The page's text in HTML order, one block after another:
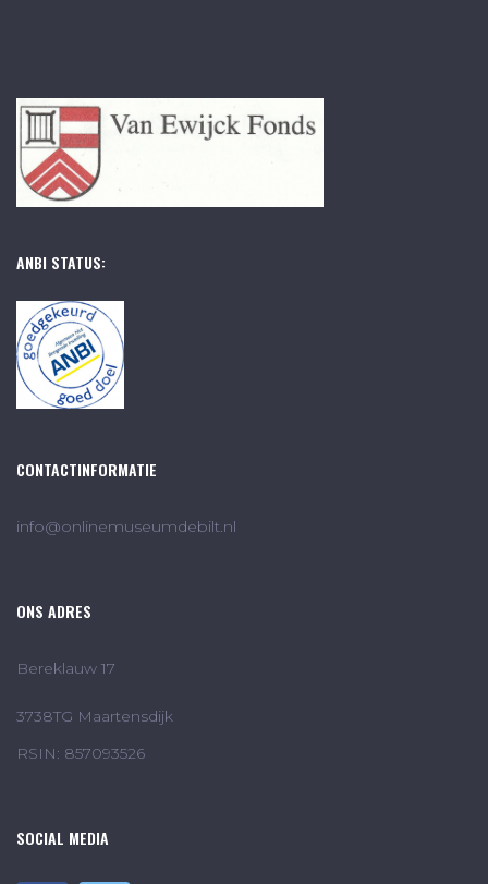
ANBI STATUS:
CONTACTINFORMATIE
info@onlinemuseumdebilt.nl
ONS ADRES
Bereklauw 17
3738TG Maartensdijk
RSIN: 857093526
SOCIAL MEDIA